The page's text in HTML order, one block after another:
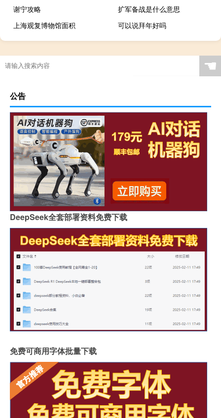
谢宁攻略
扩军备战是什么意思
上海观复博物馆面积
可以说拜年好吗
☚
公告
DeepSeek全套部署资料免费下载
免费可商用字体批量下载